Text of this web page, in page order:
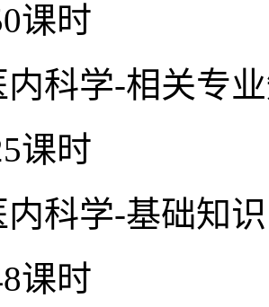
课时
内科学-相关专
课时
内科学-基础知
课时